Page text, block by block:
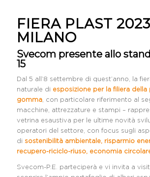
FIERA PLAST
MILANO
Svecom presente allo stand
15
Dal 5 all’8 settembre di quest’anno, la
naturale di esposizione per la filiera della
gomma, con particolare riferimento al
macchine, attrezzature e stampi –
vetrina esaustiva per le ultime novità
operatori del settore, con focus sugli
di sostenibilità ambientale, risparmio
recupero-riciclo-riuso, economia
Svecom-P.E. parteciperà e vi invita a